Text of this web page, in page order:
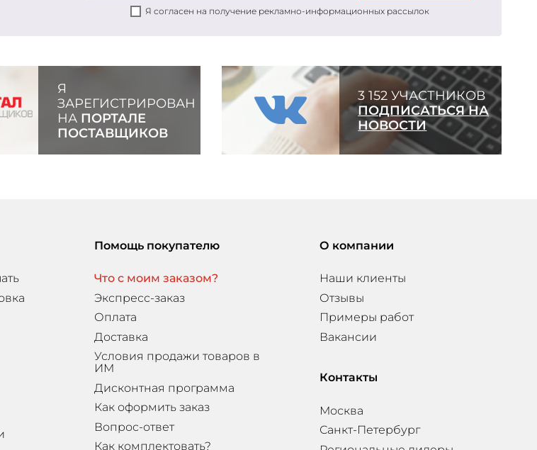
Я согласен на получение рекламно-информационных рассылок
Я
ЗАРЕГИСТРИРОВАН
НА ПОРТАЛЕ
ПОСТАВЩИКОВ
3 152 УЧАСТНИКОВ
ПОДПИСАТЬСЯ НА
НОВОСТИ
Помощь покупателю
Что с моим заказом?
Экспресс-заказ
Оплата
Доставка
Условия продажи товаров в
ИМ
Дисконтная программа
Как оформить заказ
Вопрос-ответ
Как комплектовать?
О компании
Наши клиенты
Отзывы
Примеры работ
Вакансии
Контакты
Москва
Санкт-Петербург